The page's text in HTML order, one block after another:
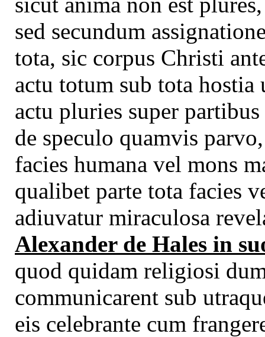
sed secundum
tota, sic corpus Christi
actu totum sub tota
actu pluries super
de speculo quamvis
facies humana vel mons
qualibet parte tota facies
adiuvatur miraculosa
Alexander de Hales in
quod quidam religiosi
communicarent sub
eis celebrante cum